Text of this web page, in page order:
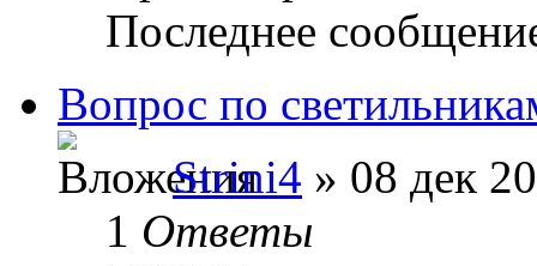
Последнее
Вопрос по
Strini4 » 08 дек
1 Ответы